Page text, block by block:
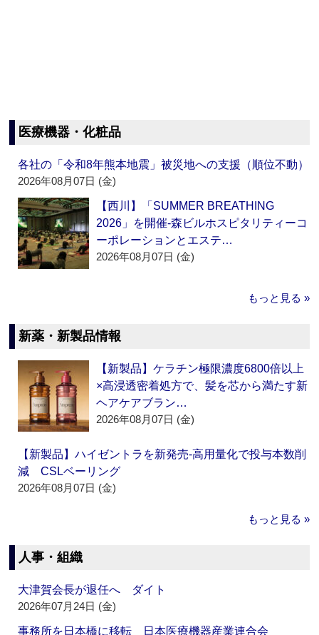
医療機器・化粧品
各社の「令和8年熊本地震」被災地への支援（順位不動）
2026年08月07日 (金)
【西川】「SUMMER BREATHING
2026」を開催‐森ビルホスピタリティーコ
ーポレーションとエステ…
2026年08月07日 (金)
もっと見る »
新薬・新製品情報
【新製品】ケラチン極限濃度6800倍以上
×高浸透密着処方で、髪を芯から満たす新
ヘアケアブラン…
2026年08月07日 (金)
【新製品】ハイゼントラを新発売‐高用量化で投与本数削
減 CSLベーリング
2026年08月07日 (金)
もっと見る »
人事・組織
大津賀会長が退任へ ダイト
2026年07月24日 (金)
事務所を日本橋に移転 日本医療機器産業連合会